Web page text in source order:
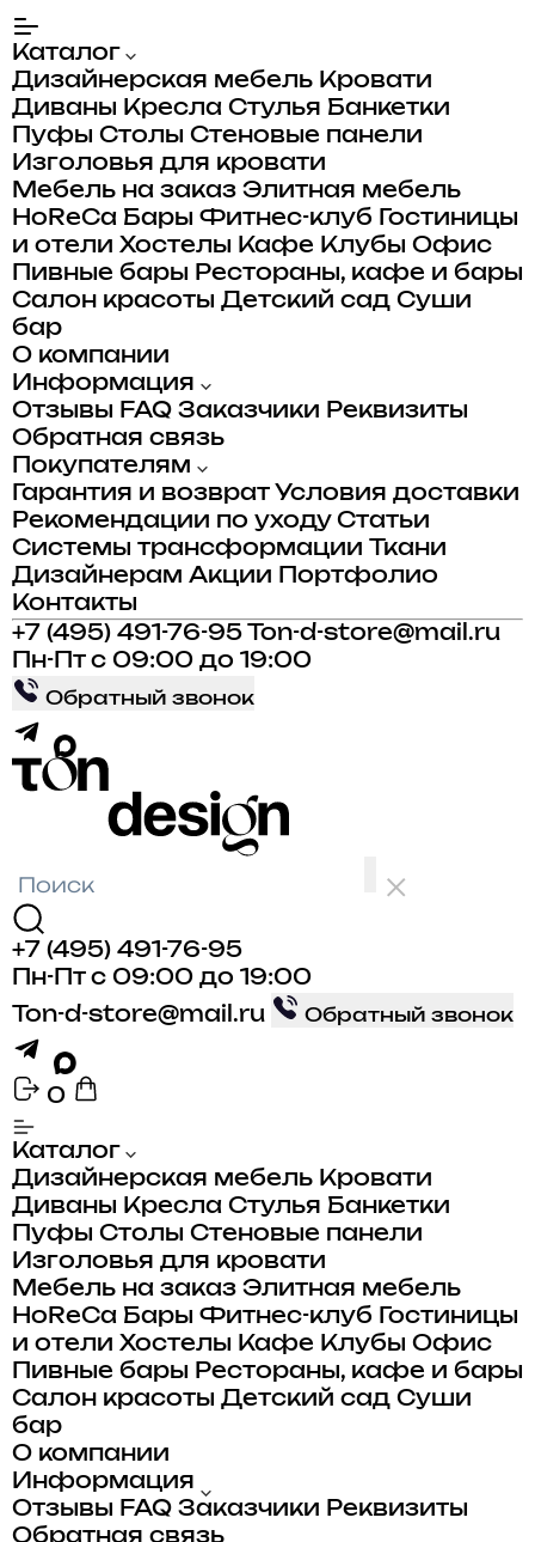
Каталог
Дизайнерская мебель Кровати
Диваны Кресла Стулья Банкетки
Пуфы Столы Стеновые панели
Изголовья для кровати
Мебель на заказ Элитная мебель
HoReCa Бары Фитнес-клуб
Гостиницы
и отели Хостелы Кафе Клубы Офис
Пивные бары Рестораны, кафе и бары
Салон красоты Детский сад Суши
бар
О компании
Информация
Отзывы FAQ Заказчики Реквизиты
Обратная связь
Покупателям
Гарантия и возврат Условия доставки
Рекомендации по уходу Статьи
Системы трансформации
Ткани
Дизайнерам Акции
Портфолио
Контакты
+7 (495) 491-76-95
Ton-d-store@mail.ru
Пн-Пт с 09:00 до 19:00
Обратный звонок
+7 (495) 491-76-95
Пн-Пт с 09:00 до 19:00
Ton-d-store@mail.ru
Обратный звонок
0
Каталог
Дизайнерская мебель Кровати
Диваны Кресла Стулья Банкетки
Пуфы Столы Стеновые панели
Изголовья для кровати
Мебель на заказ Элитная мебель
HoReCa Бары Фитнес-клуб
Гостиницы
и отели Хостелы Кафе Клубы Офис
Пивные бары Рестораны, кафе и бары
Салон красоты Детский сад Суши
бар
О компании
Информация
Отзывы FAQ Заказчики Реквизиты
Обратная связь